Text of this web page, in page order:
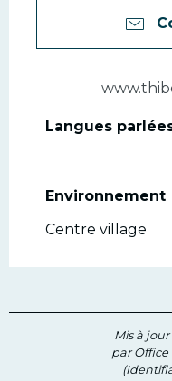
Langues
Langues
Environnement
Environnement
Centre village
Mis à jour
par Office